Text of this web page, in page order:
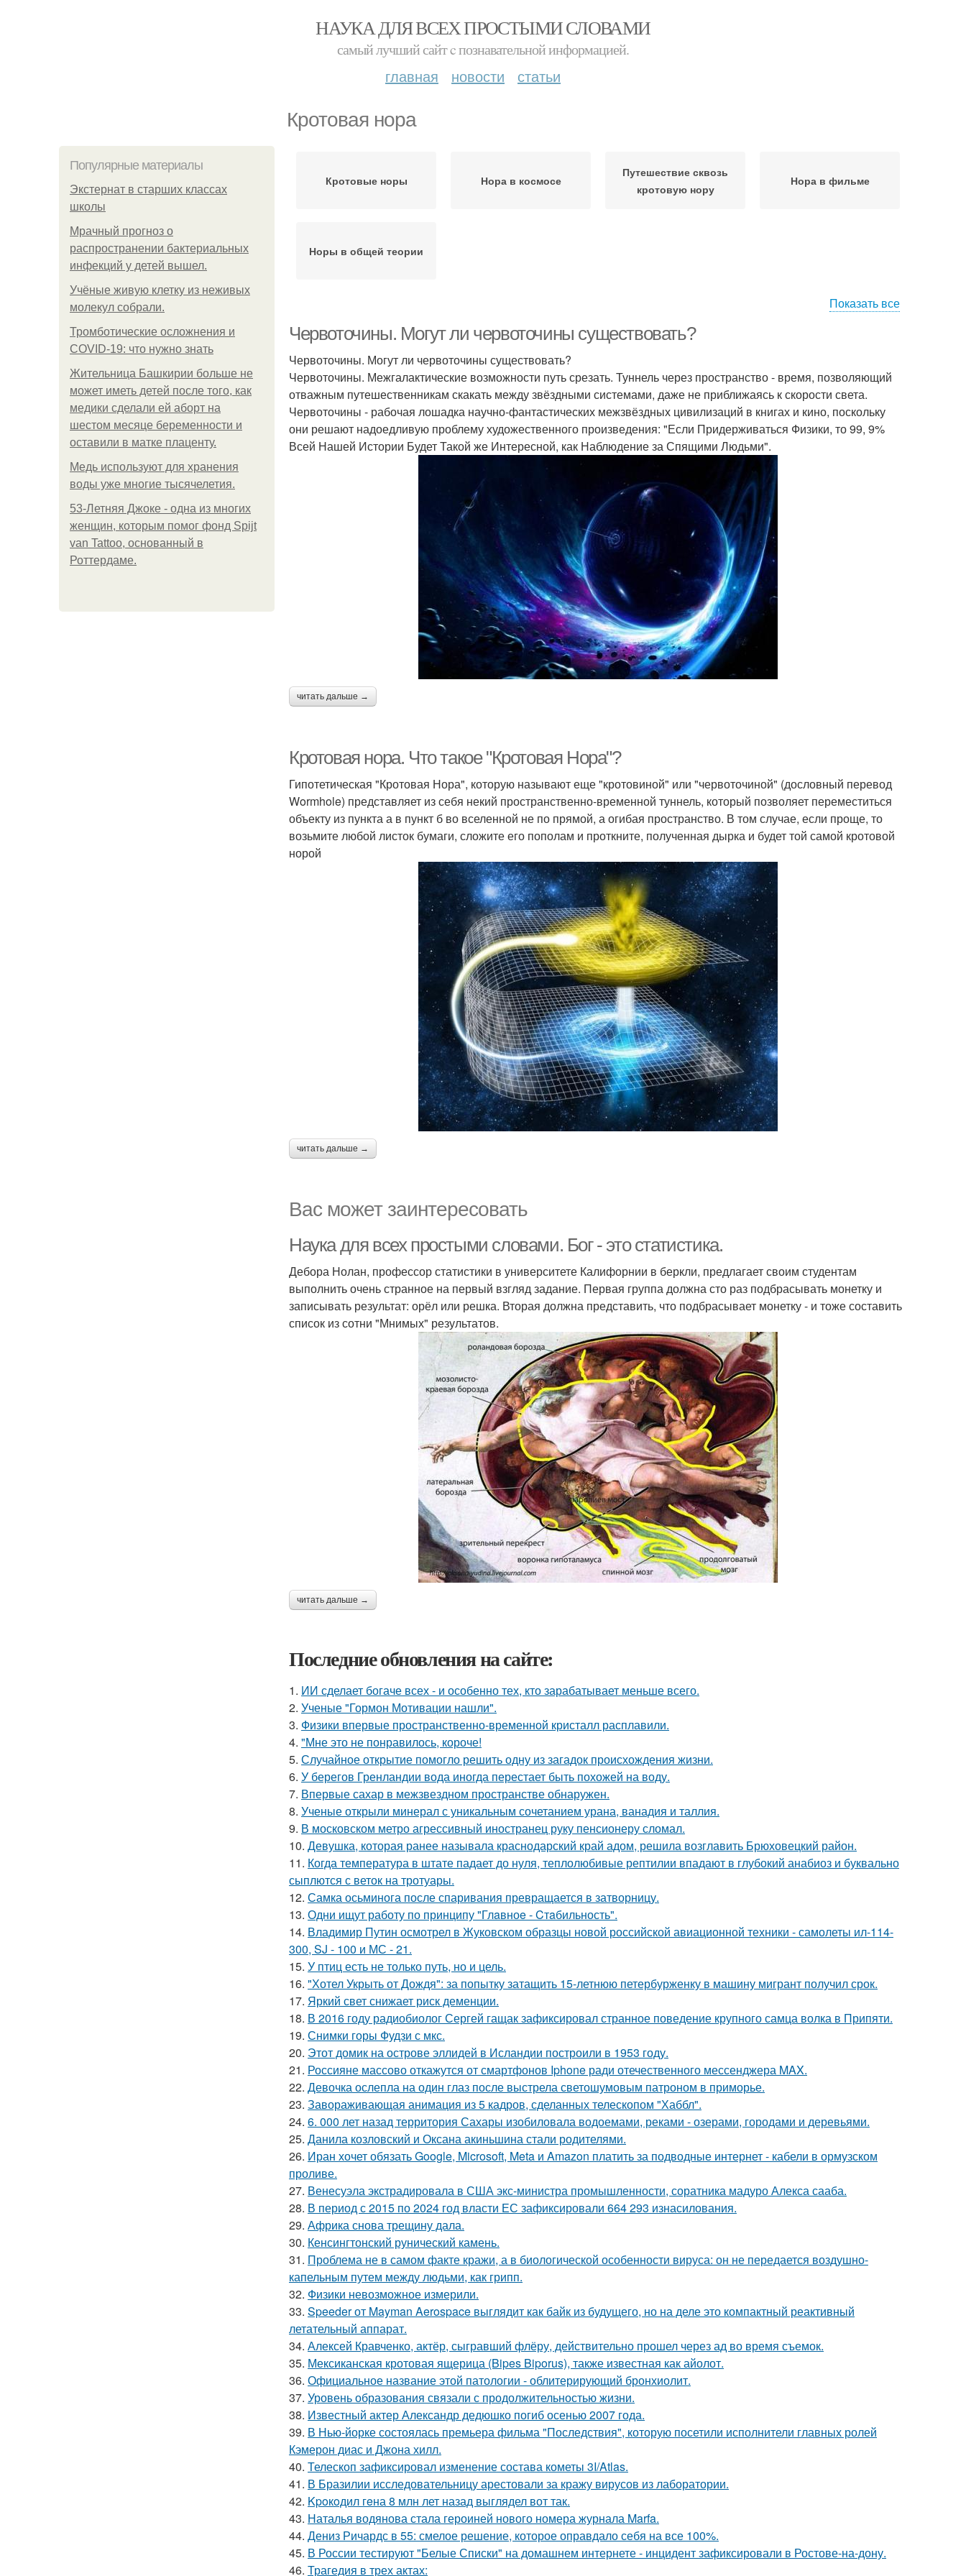
НАУКА ДЛЯ ВСЕХ ПРОСТЫМИ СЛОВАМИ
самый лучший сайт c познавательной информацией.
главная новости статьи
Кротовая нора
Популярные материалы
Экстернат в старших классах
школы
Мрачный прогноз о
распространении бактериальных
инфекций у детей вышел.
Учёные живую клетку из неживых
молекул собрали.
Тромботические осложнения и
COVID-19: что нужно знать
Жительница Башкирии больше не
может иметь детей после того, как
медики сделали ей аборт на
шестом месяце беременности и
оставили в матке плаценту.
Медь используют для хранения
воды уже многие тысячелетия.
53-Летняя Джоке - одна из многих
женщин, которым помог фонд Spijt
van Tattoo, основанный в
Роттердаме.
Кротовые норы Нора в космосе
Путешествие сквозь
кротовую нору
Нора в фильме
Норы в общей теории
Показать все
Червоточины. Могут ли червоточины существовать?
Червоточины. Могут ли червоточины существовать?
Червоточины. Межгалактические возможности путь срезать. Туннель через пространство - время, позволяющий
отважным путешественникам скакать между звёздными системами, даже не приближаясь к скорости света.
Червоточины - рабочая лошадка научно-фантастических межзвёздных цивилизаций в книгах и кино, поскольку
они решают надоедливую проблему художественного произведения: "Если Придерживаться Физики, то 99, 9%
Всей Нашей Истории Будет Такой же Интересной, как Наблюдение за Спящими Людьми".
читать дальше →
Кротовая нора. Что такое "Кротовая Нора"?
Гипотетическая "Кротовая Нора", которую называют еще "кротовиной" или "червоточиной" (дословный перевод
Wormhole) представляет из себя некий пространственно-временной туннель, который позволяет переместиться
объекту из пункта а в пункт б во вселенной не по прямой, а огибая пространство. В том случае, если проще, то
возьмите любой листок бумаги, сложите его пополам и проткните, полученная дырка и будет той самой кротовой
норой
читать дальше →
Вас может заинтересовать
Наука для всех простыми словами. Бог - это статистика.
Дебора Нолан, профессор статистики в университете Калифорнии в беркли, предлагает своим студентам
выполнить очень странное на первый взгляд задание. Первая группа должна сто раз подбрасывать монетку и
записывать результат: орёл или решка. Вторая должна представить, что подбрасывает монетку - и тоже составить
список из сотни "Мнимых" результатов.
читать дальше →
Последние обновления на сайте:
1. ИИ сделает богаче всех - и особенно тех, кто зарабатывает меньше всего.
2. Ученые "Гормон Мотивации нашли".
3. Физики впервые пространственно-временной кристалл расплавили.
4. "Мне это не понравилось, короче!
5. Случайное открытие помогло решить одну из загадок происхождения жизни.
6. У берегов Гренландии вода иногда перестает быть похожей на воду.
7. Впервые сахар в межзвездном пространстве обнаружен.
8. Ученые открыли минерал с уникальным сочетанием урана, ванадия и таллия.
9. В московском метро агрессивный иностранец руку пенсионеру сломал.
10. Девушка, которая ранее называла краснодарский край адом, решила возглавить Брюховецкий район.
11. Когда температура в штате падает до нуля, теплолюбивые рептилии впадают в глубокий анабиоз и буквально
сыплются с веток на тротуары.
12. Самка осьминога после спаривания превращается в затворницу.
13. Одни ищут работу по принципу "Глaвноe - Cтaбильность".
14. Владимир Путин осмотрел в Жуковском образцы новой российской авиационной техники - самолеты ил-114-
300, SJ - 100 и МС - 21.
15. У птиц есть не только путь, но и цель.
16. "Хотел Укрыть от Дождя": за попытку затащить 15-летнюю петербурженку в машину мигрант получил срок.
17. Яркий свет снижает риск деменции.
18. В 2016 году радиобиолог Сергей гащак зафиксировал странное поведение крупного самца волка в Припяти.
19. Снимки горы Фудзи с мкс.
20. Этот домик на острове эллидей в Исландии построили в 1953 году.
21. Россияне массово откажутся от смартфонов Iphone ради отечественного мессенджера MAX.
22. Девочка ослепла на один глаз после выстрела светошумовым патроном в приморье.
23. Завораживающая анимация из 5 кадров, сделанных телескопом "Хаббл".
24. 6. 000 лет назад территория Сахары изобиловала водоемами, реками - озерами, городами и деревьями.
25. Данила козловский и Оксана акиньшина стали родителями.
26. Иран хочет обязать Google, Microsoft, Meta и Amazon платить за подводные интернет - кабели в ормузском
проливе.
27. Венесуэла экстрадировала в США экс-министра промышленности, соратника мадуро Алекса сааба.
28. В период с 2015 по 2024 год власти ЕС зафиксировали 664 293 изнасилования.
29. Африка снова трещину дала.
30. Кенсингтонский рунический камень.
31. Проблема не в самом факте кражи, а в биологической особенности вируса: он не передается воздушно-
капельным путем между людьми, как грипп.
32. Физики невозможное измерили.
33. Speeder от Mayman Aerospace выглядит как байк из будущего, но на деле это компактный реактивный
летательный аппарат.
34. Алексей Кравченко, актёр, сыгравший флёру, действительно прошел через ад во время съемок.
35. Мексиканская кротовая ящерица (Bipes Biporus), также известная как айолот.
36. Официальное название этой патологии - облитерирующий бронхиолит.
37. Уровень образования связали с продолжительностью жизни.
38. Известный актер Александр дедюшко погиб осенью 2007 года.
39. В Нью-йорке состоялась премьера фильма "Последствия", которую посетили исполнители главных ролей
Кэмерон диас и Джона хилл.
40. Телескоп зафиксировал изменение состава кометы 3I/Atlas.
41. В Бразилии исследовательницу арестовали за кражу вирусов из лаборатории.
42. Kpoкoдил гeна 8 млн лет назад выглядел вот так.
43. Наталья водянова стала героиней нового номера журнала Marfa.
44. Дениз Ричардс в 55: смелое решение, которое оправдало себя на все 100%.
45. В России тестируют "Белые Списки" на домашнем интернете - инцидент зафиксировали в Ростове-на-дону.
46. Трагедия в трех актах: